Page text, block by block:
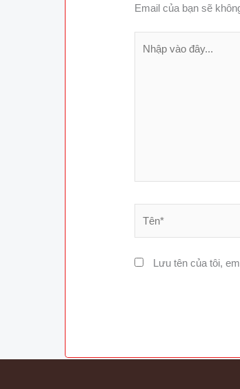
Email của bạn sẽ
vào
Lưu tên của tôi,